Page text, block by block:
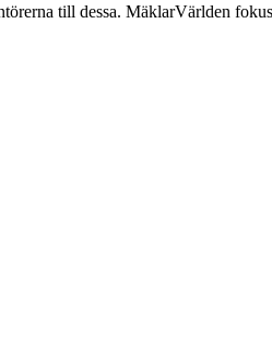
till dessa. MäklarVärlden